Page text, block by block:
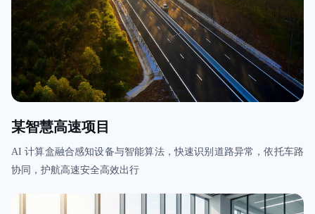
某智慧高速项目
AI 计算盒融合感知设备与智能算法，快速识别道路异常，依托车路
协同，护航高速安全高效出行